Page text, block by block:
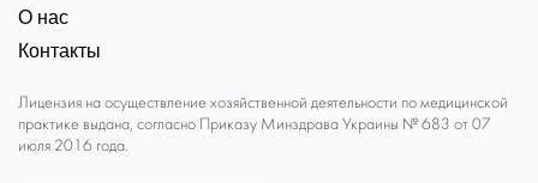
О нас
Контакты
Лицензия на осуществление хозяйственной деятельности по медицинской
практике выдана, согласно Приказу Минздрава Украины № 683 от 07
июля 2016 года.